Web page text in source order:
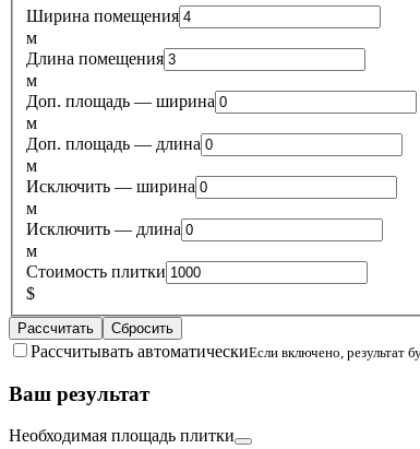
Ширина помещения
м
Длина помещения
м
Доп. площадь — ширина
м
Доп. площадь — длина
м
Исключить — ширина
м
Исключить — длина
м
Стоимость плитки
$
Рассчитать Сбросить
Рассчитывать автоматическиЕсли включено, результат
Ваш результат
Необходимая площадь плитки